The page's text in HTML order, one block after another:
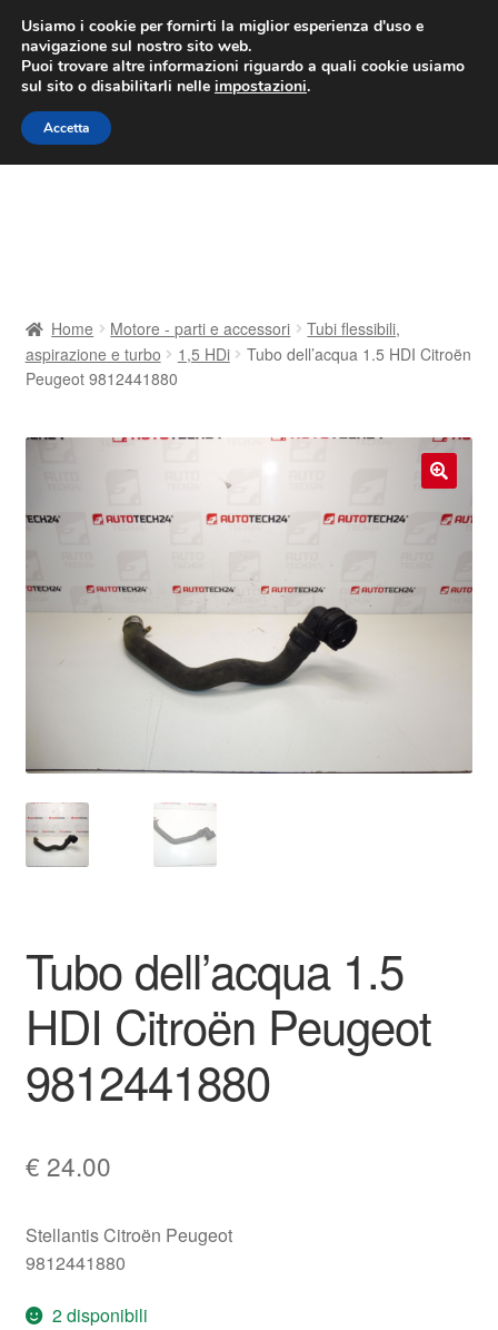
CONSEGNA da 7 EUR
Lun-Ven 9:00 - 16:00/800 580 290
Vai
alla
navigazione
Vai
al
contenuto
Consegna
Il mio account
Politica sulla riservatezza
Procedura di Reclamo
Rimostranza
Spedizione in tutto il mondo
Home Motore - parti e accessori
Tubi flessibili,
aspirazione e turbo
1,5 HDi
Tubo dell’acqua 1.5 HDI Citroën
Peugeot 9812441880
Tubo dell’acqua 1.5
HDI Citroën Peugeot
9812441880
€ 24.00
Stellantis Citroën Peugeot
9812441880
2 disponibili
Usiamo i cookie per fornirti la miglior esperienza d'uso e
navigazione sul nostro sito web.
Puoi trovare altre informazioni riguardo a quali cookie usiamo
sul sito o disabilitarli nelle impostazioni.
Accetta